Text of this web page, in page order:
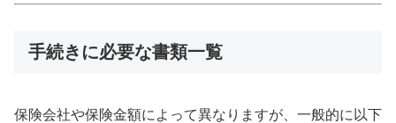
手続きに必要な書類一覧
保険会社や保険金額によって異なりますが、一般的に以下